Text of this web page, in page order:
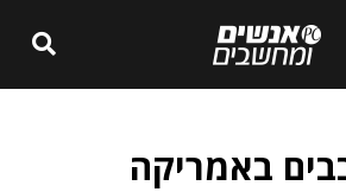
באמריקה